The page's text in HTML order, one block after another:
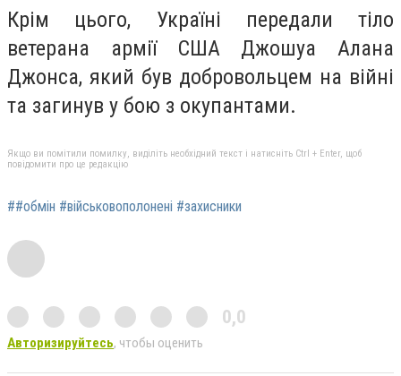
Крім цього, Україні передали тіло
ветерана армії США Джошуа Алана
Джонса, який був добровольцем на війні
та загинув у бою з окупантами.
Якщо ви помітили помилку, виділіть необхідний текст і натисніть Ctrl + Enter, щоб
повідомити про це редакцію
##обмін #військовополонені #захисники
0,0
Авторизируйтесь, чтобы оценить